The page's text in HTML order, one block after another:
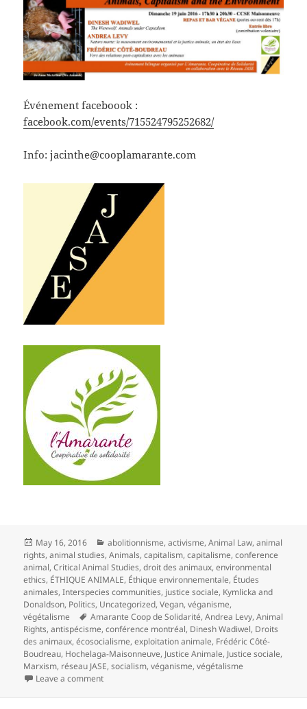
Événement faceboook :
facebook.com/events/715524795252682/
Info: jacinthe@cooplamarante.com
Posted
on
May 16, 2016 Categories
abolitionnisme,activisme,Animal Law,animal
rights,animal studies,Animals,capitalism,capitalisme,conference
animal,Critical Animal Studies,droit des animaux,environmental
ethics, ÉTHIQUE ANIMALE, Éthique environnementale, Études
animales,Interspecies communities, justice sociale, Kymlicka and
Donaldson, Politics, Uncategorized,Vegan,véganisme,
végétalisme
Tags
Amarante Coop de Solidarité,Andrea Levy,Animal
Rights,antispécisme,conférence montréal, Dinesh Wadiwel, Droits
des animaux,écosocialisme,exploitation animale, Frédéric Côté-
Boudreau, Hochelaga-Maisonneuve, Justice Animale, Justice sociale,
Marxism, réseau JASE,socialism,véganisme,végétalisme
Leave a commenton Conférence : Animaux, capitalisme et